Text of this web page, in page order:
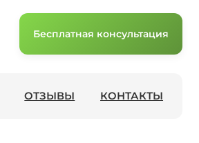
Бесплатная консультация
ОТЗЫВЫ КОНТАКТЫ